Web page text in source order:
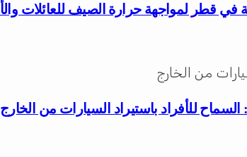
للأفراد باستيراد السيارات من الخارج